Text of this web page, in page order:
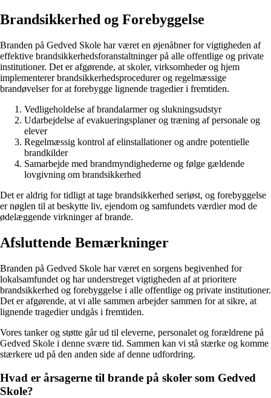
Brandsikkerhed og Forebyggelse
Branden på Gedved Skole har været en øjenåbner for vigtigheden af
effektive brandsikkerhedsforanstaltninger på alle offentlige og private
institutioner. Det er afgørende, at skoler, virksomheder og hjem
implementerer brandsikkerhedsprocedurer og regelmæssige
brandøvelser for at forebygge lignende tragedier i fremtiden.
Vedligeholdelse af brandalarmer og slukningsudstyr
Udarbejdelse af evakueringsplaner og træning af personale og
elever
Regelmæssig kontrol af elinstallationer og andre potentielle
brandkilder
Samarbejde med brandmyndighederne og følge gældende
lovgivning om brandsikkerhed
Det er aldrig for tidligt at tage brandsikkerhed seriøst, og forebyggelse
er nøglen til at beskytte liv, ejendom og samfundets værdier mod de
ødelæggende virkninger af brande.
Afsluttende Bemærkninger
Branden på Gedved Skole har været en sorgens begivenhed for
lokalsamfundet og har understreget vigtigheden af at prioritere
brandsikkerhed og forebyggelse i alle offentlige og private institutioner.
Det er afgørende, at vi alle sammen arbejder sammen for at sikre, at
lignende tragedier undgås i fremtiden.
Vores tanker og støtte går ud til eleverne, personalet og forældrene på
Gedved Skole i denne svære tid. Sammen kan vi stå stærke og komme
stærkere ud på den anden side af denne udfordring.
Hvad er årsagerne til brande på skoler som Gedved
Skole?